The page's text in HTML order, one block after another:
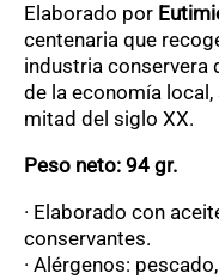
Elaborado por
centenaria que
industria conservera
de la economía
mitad del siglo XX.
Peso neto: 94 gr.
· Elaborado con
conservantes.
· Alérgenos: